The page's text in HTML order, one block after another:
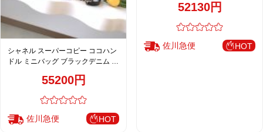
シャネル スーパーコピー ココハン
ドル ミニバッグ ブラックデニム キ
デザイン AS221555200円
佐川急便 HOT
52130円
佐川急便 HOT